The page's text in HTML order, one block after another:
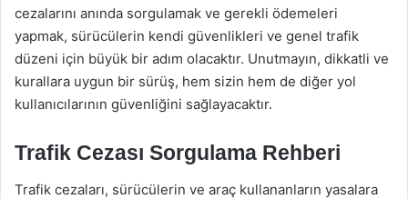
cezalarını anında sorgulamak ve gerekli ödemeleri
yapmak, sürücülerin kendi güvenlikleri ve genel trafik
düzeni için büyük bir adım olacaktır. Unutmayın, dikkatli ve
kurallara uygun bir sürüş, hem sizin hem de diğer yol
kullanıcılarının güvenliğini sağlayacaktır.
Trafik Cezası Sorgulama Rehberi
Trafik cezaları, sürücülerin ve araç kullananların yasalara